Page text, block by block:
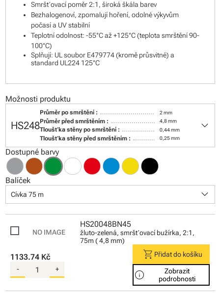
Smršťovací poměr 2:1, široká škála barev
Bezhalogenoví, zpomalují hoření, odolné výkyvům
počasí a UV stabilní
Teplotní odolnost: -55°C až +125°C (teplota smrštění 90-
100°C)
Splňují: UL soubor E479774 (kromě průsvitné) a
standard UL224 125°C
Možnosti produktu
HS248
Průměr po smrštění : 2 mm
Průměr před smrštěním : 4,8 mm
Tloušťka stěny po smrštění : 0,44 mm
Tloušťka stěny před smrštěním : 0,25 mm
keyboard_arrow_down
Dostupné barvy
Balíček
Cívka 75 m keyboard_arrow_down
HS20048BN45
žluto-zelená, smršťovací bužírka, 2:1,
75m ( 4,8 mm)
1133.74 Kč
- +
shopping_cart Přidat do košíku
info
Zobrazit
podrobnosti